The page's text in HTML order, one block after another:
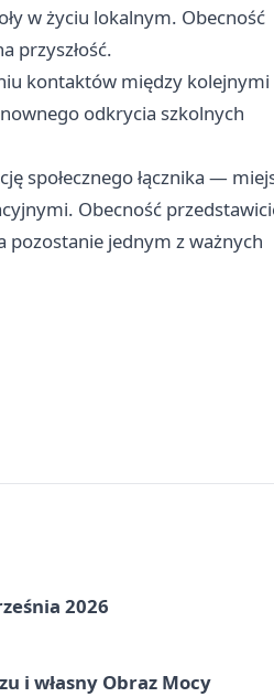
w życiu lokalnym. Obecność
przyszłość.
kontaktów między kolejnymi
odkrycia szkolnych
społecznego łącznika —
Obecność
pozostanie jednym z ważnych
2026
i własny Obraz Mocy